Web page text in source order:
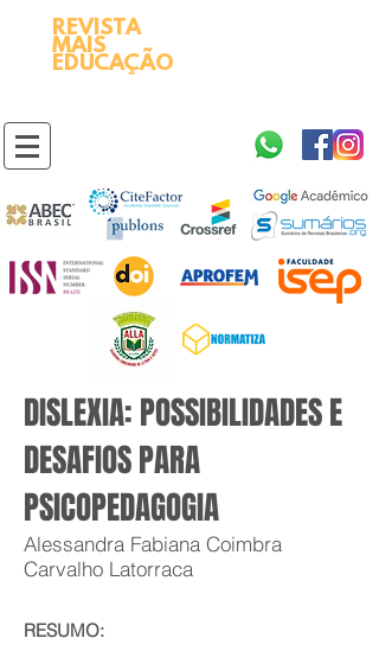
REVISTA
MAIS
EDUCAÇÃO
DISLEXIA: POSSIBILIDADES E
DESAFIOS PARA
PSICOPEDAGOGIA
Alessandra Fabiana Coimbra
Carvalho Latorraca
RESUMO: